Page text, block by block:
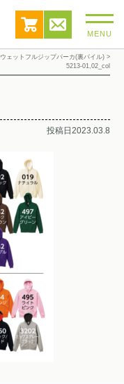
MENU
ェットフルジップパーカ(裏パイル) >
5213-01,02_col
投稿日2023.03.8